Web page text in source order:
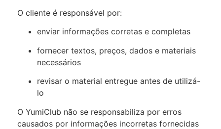
O cliente é responsável por:
enviar informações corretas e completas
fornecer textos, preços, dados e materiais
necessários
revisar o material entregue antes de utilizá-
lo
O YumiClub não se responsabiliza por erros
causados por informações incorretas fornecidas